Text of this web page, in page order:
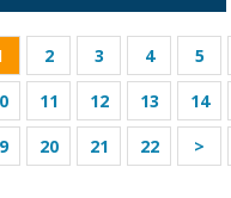
2 3 4 5
11 12 13 14
20 21 22 >